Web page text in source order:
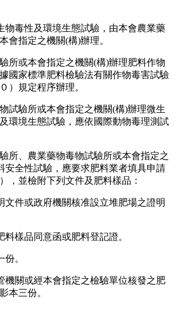
物毒性及環境生態試驗，由本會農業藥
會指定之機關(構)辦理。
所或本會指定之機關(構)辦理肥料作物
國家標準肥料檢驗法有關作物毒害試驗
）規定程序辦理。
試驗所或本會指定之機關(構)辦理微生
環境生態試驗，應依國際動物毒理測試
所、農業藥物毒物試驗所或本會指定之
安全性試驗，應要求肥料業者填具申請
，並檢附下列文件及肥料樣品：
文件或政府機關核准設立堆肥場之證明
料樣品同意函或肥料登記證。
。
機關或經本會指定之檢驗單位核發之肥
本三份。